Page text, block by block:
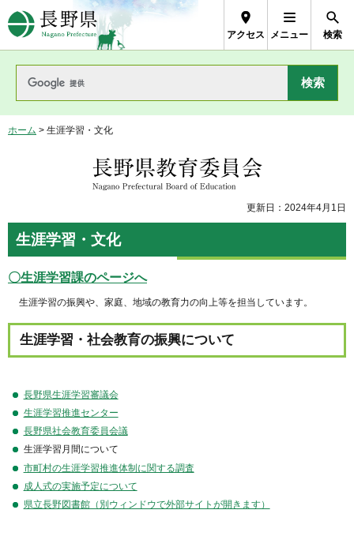
長野県Nagano Prefecture
アクセス メニュー 検索
ホーム > 生涯学習・文化
長野県教育委員会
更新日：2024年4月1日
生涯学習・文化
〇生涯学習課のページへ
生涯学習の振興や、家庭、地域の教育力の向上等を担当しています。
生涯学習・社会教育の振興について
長野県生涯学習審議会
生涯学習推進センター
長野県社会教育委員会議
生涯学習月間について
市町村の生涯学習推進体制に関する調査
成人式の実施予定について
県立長野図書館（別ウィンドウで外部サイトが開きます）